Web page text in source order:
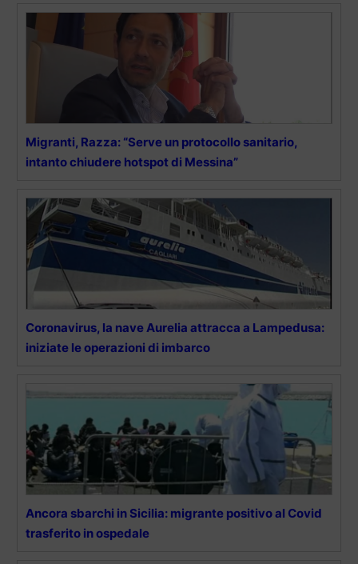
Migranti, Razza: “Serve un protocollo sanitario,
intanto chiudere hotspot di Messina”
Coronavirus, la nave Aurelia attracca a Lampedusa:
iniziate le operazioni di imbarco
Ancora sbarchi in Sicilia: migrante positivo al Covid
trasferito in ospedale